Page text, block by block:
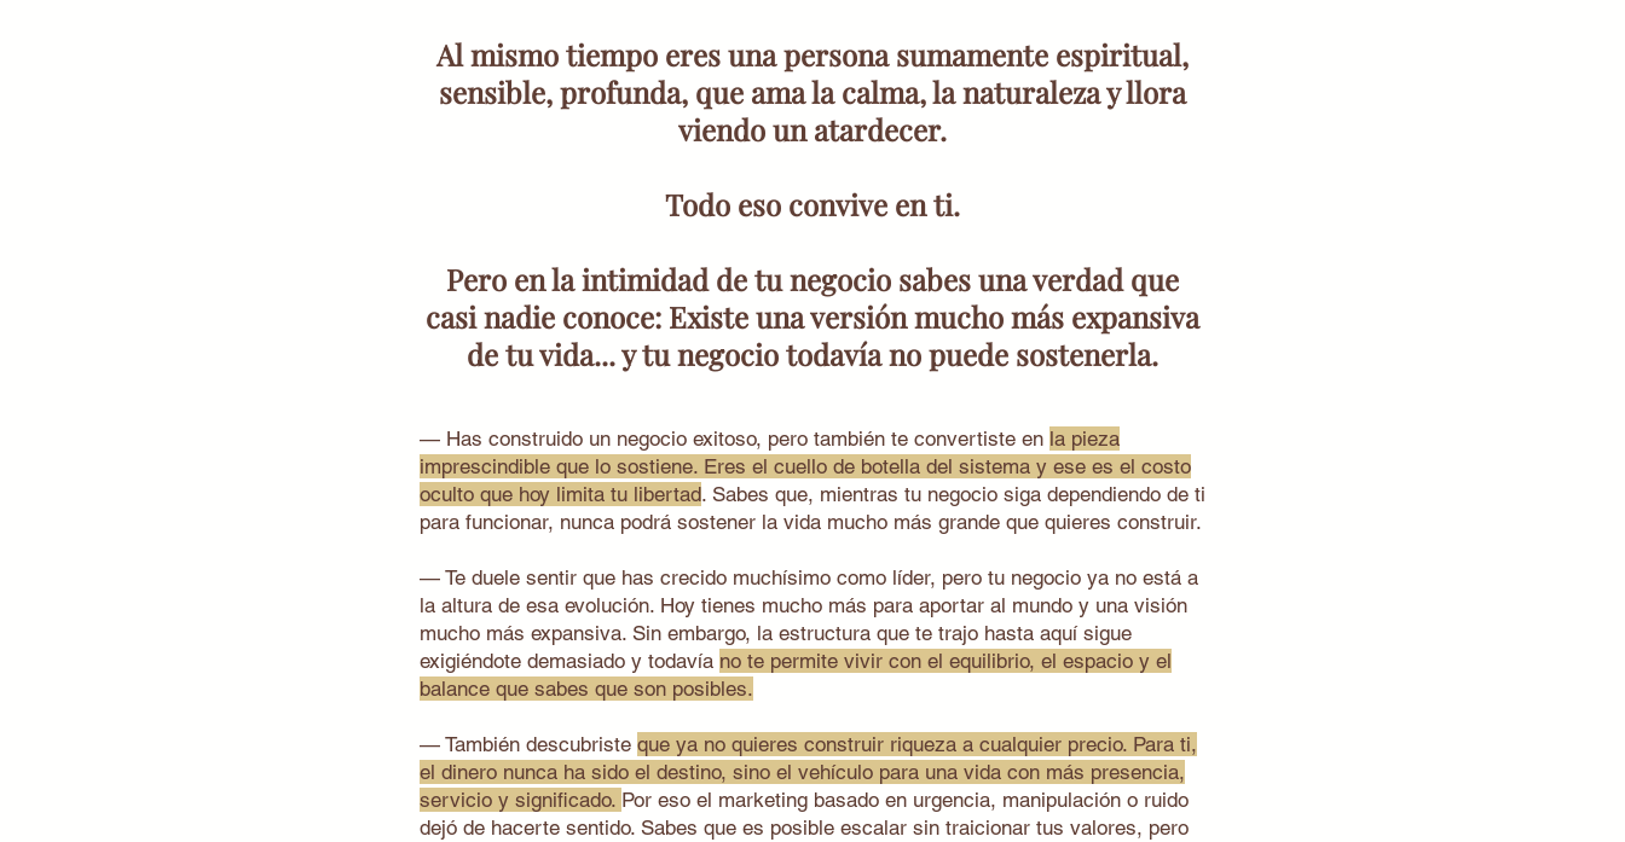
Al mismo tiempo eres una persona sumamente espiritual,
sensible, profunda, que ama la calma, la naturaleza y llora
viendo un atardecer.
Todo eso convive en ti.
Pero en la intimidad de tu negocio sabes una verdad que
casi nadie conoce: Existe una versión mucho más expansiva
de tu vida... y tu negocio todavía no puede sostenerla.
— Has construido un negocio exitoso, pero también te convertiste en la pieza
imprescindible que lo sostiene. Eres el cuello de botella del sistema y ese es el costo
oculto que hoy limita tu libertad. Sabes que, mientras tu negocio siga dependiendo de ti
para funcionar, nunca podrá sostener la vida mucho más grande que quieres construir.
— Te duele sentir que has crecido muchísimo como líder, pero tu negocio ya no está a
la altura de esa evolución. Hoy tienes mucho más para aportar al mundo y una visión
mucho más expansiva. Sin embargo, la estructura que te trajo hasta aquí sigue
exigiéndote demasiado y todavía no te permite vivir con el equilibrio, el espacio y el
balance que sabes que son posibles.
— También descubriste que ya no quieres construir riqueza a cualquier precio. Para ti,
el dinero nunca ha sido el destino, sino el vehículo para una vida con más presencia,
servicio y significado. Por eso el marketing basado en urgencia, manipulación o ruido
dejó de hacerte sentido. Sabes que es posible escalar sin traicionar tus valores, pero